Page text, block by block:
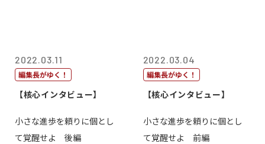
2022.03.11
編集長がゆく！
【核心インタビュー】
小さな進歩を頼りに個とし
て覚醒せよ 後編
2022.03.04
編集長がゆく！
【核心インタビュー】
小さな進歩を頼りに個とし
て覚醒せよ 前編